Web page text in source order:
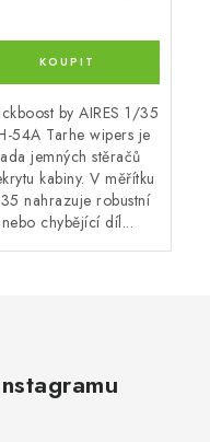
by AIRES 1/35
54A Tarhe wipers je
jemných stěračů
kabiny. V měřítku
nahrazuje robustní
nebo chybějící díl...